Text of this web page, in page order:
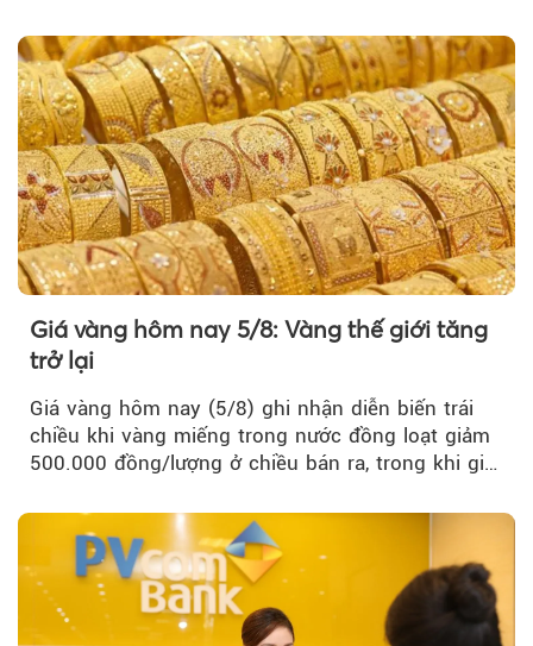
Giá vàng hôm nay 5/8: Vàng thế giới tăng
trở lại
Giá vàng hôm nay (5/8) ghi nhận diễn biến trái
chiều khi vàng miếng trong nước đồng loạt giảm
500.000 đồng/lượng ở chiều bán ra, trong khi giá
thương hiệu.